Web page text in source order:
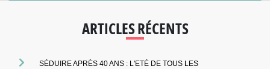
ARTICLES RÉCENTS
SÉDUIRE APRÈS 40 ANS : L'ETÉ DE TOUS LES